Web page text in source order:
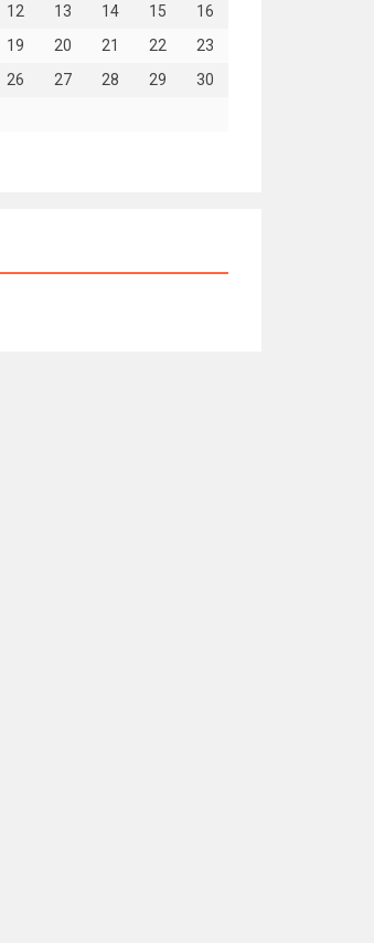
12 13 14 15
16
19 20 21 22
23
26 27 28 29
30